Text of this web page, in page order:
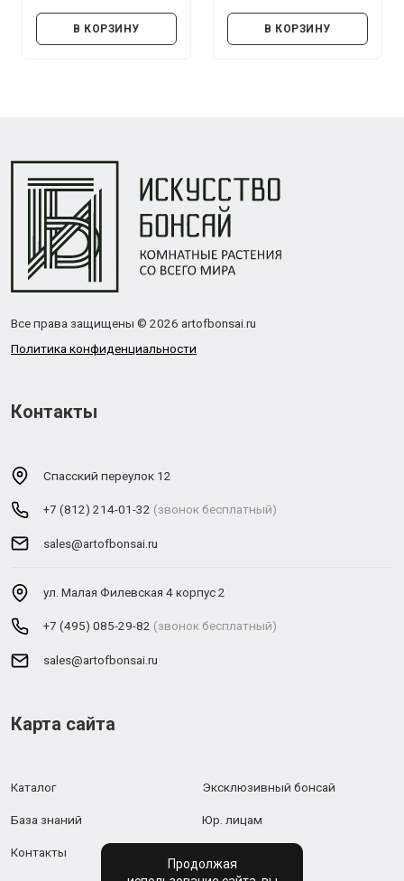
В КОРЗИНУ В КОРЗИНУ
Все права защищены © 2026 artofbonsai.ru
Политика конфиденциальности
Контакты
Спасский переулок 12
+7 (812) 214-01-32 (звонок бесплатный)
sales@artofbonsai.ru
ул. Малая Филевская 4 корпус 2
+7 (495) 085-29-82 (звонок бесплатный)
sales@artofbonsai.ru
Карта сайта
Каталог Эксклюзивный бонсай
База знаний Юр. лицам
Контакты
Продолжая